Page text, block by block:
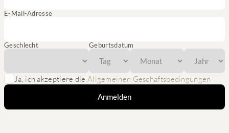
E-Mail-Adresse
Geschlecht Geburtsdatum
Ja, ich akzeptiere die Allgemeinen Geschäftsbedingungen
Anmelden